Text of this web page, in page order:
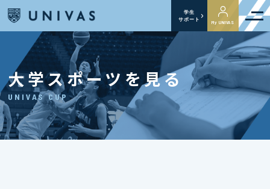
学生
サポート
My UNIVAS
大学スポーツを見る
UNIVAS CUP